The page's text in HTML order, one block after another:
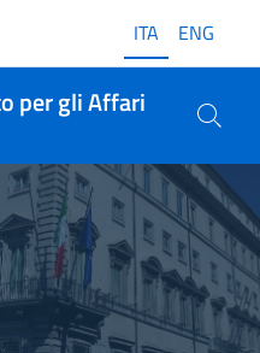
ITA ENG
per gli Affari